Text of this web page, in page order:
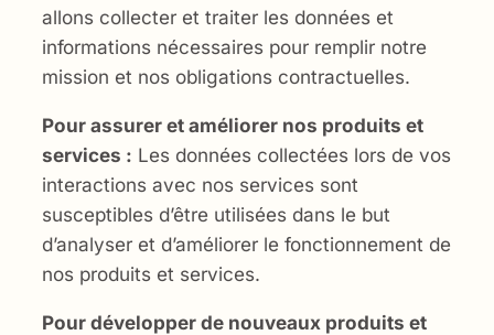
allons collecter et traiter les données et
informations nécessaires pour remplir notre
mission et nos obligations contractuelles.
Pour assurer et améliorer nos produits et
services : Les données collectées lors de vos
interactions avec nos services sont
susceptibles d’être utilisées dans le but
d’analyser et d’améliorer le fonctionnement de
nos produits et services.
Pour développer de nouveaux produits et